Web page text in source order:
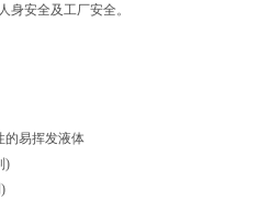
身安全及工厂安全。
易挥发液体
)